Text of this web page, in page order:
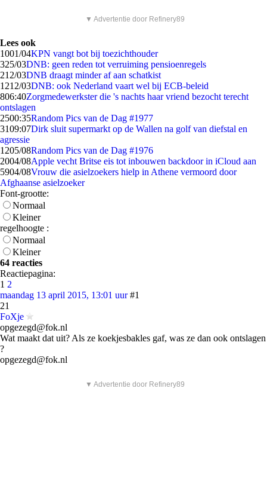
▼ Advertentie door Refinery89
Lees ook
1001/04KPN vangt bot bij toezichthouder
325/03DNB: geen reden tot verruiming pensioenregels
212/03DNB draagt minder af aan schatkist
1212/03DNB: ook Nederland vaart wel bij ECB-beleid
806:40Zorgmedewerkster die 's nachts haar vriend bezocht terecht
ontslagen
2500:35Random Pics van de Dag #1977
3109:07Dirk sluit supermarkt op de Wallen na golf van diefstal en
agressie
1205/08Random Pics van de Dag #1976
2004/08Apple vecht Britse eis tot inbouwen backdoor in iCloud aan
5904/08Vrouw die asielzoekers hielp in Athene vermoord door
Afghaanse asielzoeker
Font-grootte:
Normaal
Kleiner
regelhoogte :
Normaal
Kleiner
64 reacties
Reactiepagina:
1 2
maandag 13 april 2015, 13:01 uur #1
21
FoXje
opgezegd@fok.nl
Wat maakt dat uit? Als ze koekjesbakles gaf, was ze dan ook ontslagen
?
opgezegd@fok.nl
▼ Advertentie door Refinery89